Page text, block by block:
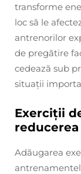
transforme
loc să le
antrenorilor
de pregătire
cedează sub
situații
Exerciții
Adăugarea